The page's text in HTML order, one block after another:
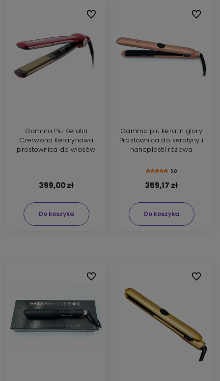
Gamma Piu Keratin
Czerwona Keratynowa
prostownica do włosów
399,00 zł
Do koszyka
Do ulubionych
Gamma piu keratin glory
Prostownica do keratyny i
nanoplastii różowa
5.0
359,17 zł
Do koszyka
Do
Do ulubionych Do